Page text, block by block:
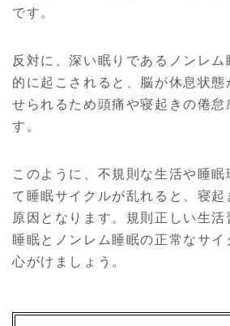
です。
反対に、深い眠りであるノンレ
的に起こされると、脳が休息状態
せられるため頭痛や寝起きの倦
す。
このように、不規則な生活や睡
て睡眠サイクルが乱れると、寝
原因となります。規則正しい生
睡眠とノンレム睡眠の正常なサイ
心がけましょう。